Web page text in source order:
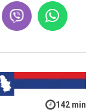
142 min